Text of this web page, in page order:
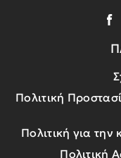
Πολιτική
Πολιτική για
Πολιτική